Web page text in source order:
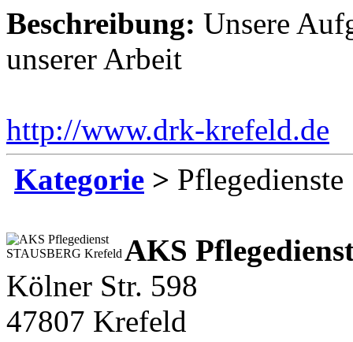
Beschreibung: Unsere
unserer Arbeit
http://www.drk-krefeld.de
Kategorie > Pflegedienste
AKS
Kölner Str. 598
47807 Krefeld